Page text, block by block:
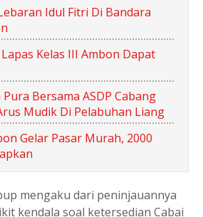
Idul Fitri Di Bandara
Kelas III Ambon Dapat
Pura Bersama ASDP Cabang
Mudik Di Pelabuhan Liang
Gelar Pasar Murah, 2000
mengaku dari peninjauannya
kendala soal ketersedian Cabai